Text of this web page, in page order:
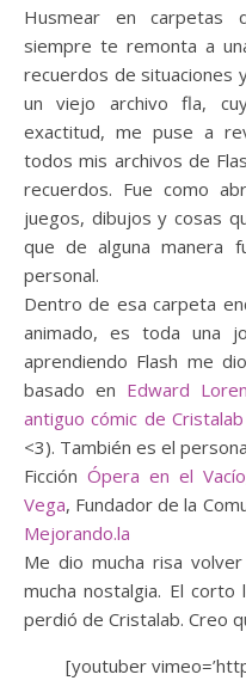
Husmear en carpetas que contienen viejos archivos
siempre te remonta a
recuerdos de situaciones
un viejo archivo fla,
exactitud, me puse a
todos mis archivos de
recuerdos. Fue como
juegos, dibujos y cosas
que de alguna manera
personal.
Dentro de esa carpeta
animado, es toda una
aprendiendo Flash me
basado en Edward
antiguo cómic de Cristalab
<3). También es el
Ficción Ópera en el Vacío
Vega, Fundador de la
Mejorando.la
Me dio mucha risa
mucha nostalgia. El
perdió de Cristalab. Creo
[youtuber